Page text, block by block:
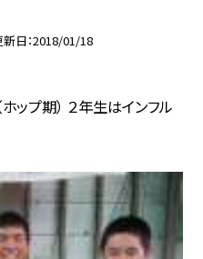
新日 2018/01/18
ップ期） ２年生はインフル